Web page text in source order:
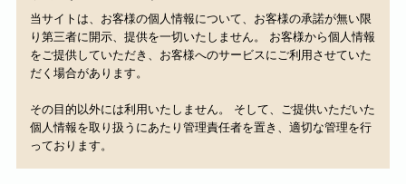
当サイトは、お客様の個人情報について、お客様の承諾が無い限
り第三者に開示、提供を一切いたしません。 お客様から個人情報
をご提供していただき、お客様へのサービスにご利用させていた
だく場合があります。
その目的以外には利用いたしません。 そして、ご提供いただいた
個人情報を取り扱うにあたり管理責任者を置き、適切な管理を行
っております。